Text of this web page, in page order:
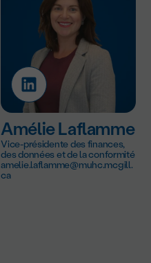
Amélie Laflamme
Vice-présidente des finances,
des données et de la conformité
amelie.laflamme@muhc.mcgill.
ca